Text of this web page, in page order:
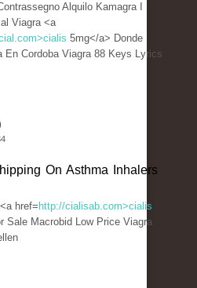
Alquilo Kamagra I
Viagra <a
5mg</a> Donde
En Cordoba Viagra 88 Keys Lyrics
On Asthma Inhalers
href= http://cialisab.com>cialis
Sale Macrobid Low Price Viagra